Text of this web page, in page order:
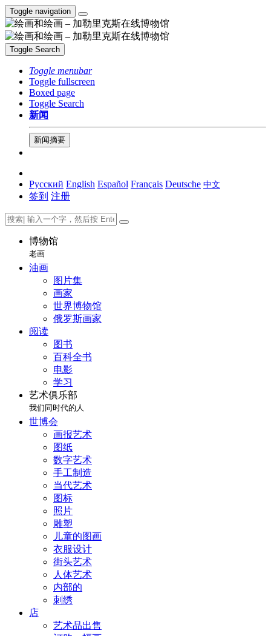
Toggle navigation
Toggle Search
Toggle menubar
Toggle fullscreen
Boxed page
Toggle Search
新闻
新闻摘要
Русский English Español Français Deutsche 中文
签到 注册
博物馆
老画
油画
图片集
画家
世界博物馆
俄罗斯画家
阅读
图书
百科全书
电影
学习
艺术俱乐部
我们同时代的人
世博会
画报艺术
图纸
数字艺术
手工制造
当代艺术
图标
照片
雕塑
儿童的图画
衣服设计
街头艺术
人体艺术
内部的
刺绣
店
艺术品出售